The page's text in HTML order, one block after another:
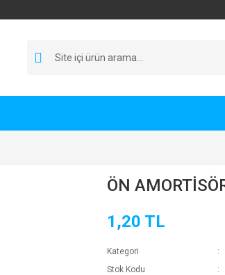
ÖN
1,20 TL
Kategori
Stok Kodu